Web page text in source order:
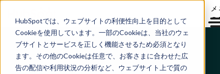
HubSpotでは、ウェブサイトの利便性向上を目的として
Cookieを使用しています。一部のCookieは、当社のウェ
ブサイトとサービスを正しく機能させるため必須となり
ます。その他のCookieは任意で、お客さまに合わせた広
告の配信や利用状況の分析など、ウェブサイト上で質の
2025年4月11日